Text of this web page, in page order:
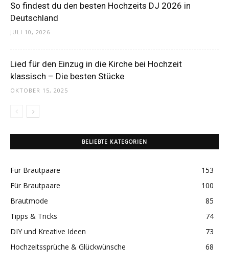
So findest du den besten Hochzeits DJ 2026 in
Deutschland
JULI 10, 2026
Lied für den Einzug in die Kirche bei Hochzeit
klassisch – Die besten Stücke
OKTOBER 15, 2025
BELIEBTE KATEGORIEN
Für Brautpaare
153
Für Brautpaare
100
Brautmode
85
Tipps & Tricks
74
DIY und Kreative Ideen
73
Hochzeitssprüche & Glückwünsche
68